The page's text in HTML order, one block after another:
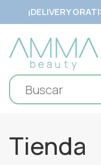
¡DELIVERY
Tienda